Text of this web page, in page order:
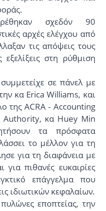
σχεδόν 90
αρχές ελέγχου από
τις απόψεις τους
εξελίξεις στη ρύθμιση
σε πάνελ με
κα Erica Williams, και
της ACRA - Accounting
Authority, κα Huey Min
τα πρόσφατα
το μέλλον για τη
για τη διαφάνεια με
πιθανές ευκαιρίες
επάγγελμα που
ιδιωτικών κεφαλαίων.
εποπτείας, την